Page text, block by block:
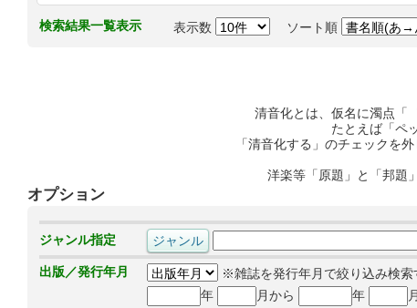
検索結果一覧表示 表示数 ソート順
清音化とは、仮名に濁点「
たとえば「ペ
「清音化する」のチェックを
洋楽等「原題」と「邦題
オプション
ジャンル指定
出版／発行年月
※雑誌を発行年月で絞り込み検索
年
月から 年